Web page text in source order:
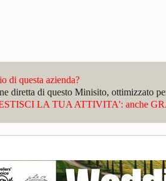
di questa azienda?
diretta di questo Minisito,
LA TUA ATTIVITA': anche